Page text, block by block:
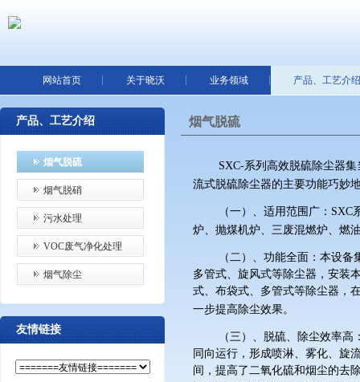
网站首页 关于晓沃 业务领域 产品、工艺介绍
产品、工艺介绍
烟气脱硫
烟气脱硝
污水处理
VOC废气净化处理
烟气除尘
友情链接
烟气脱硫
SXC-系列高效脱硫除尘器
流式脱硫除尘器的主要功能巧妙
（一）、适用范围广： SXC
炉、抛煤机炉、三废混燃炉、燃
（二）、功能全面：本设
多管式、旋风式等除尘器，安装
式、布袋式、多管式等除尘器，
一步提高除尘效果。
（三）、脱硫、除尘效率
同向运行，形成喷淋、雾化、旋
间，提高了二氧化硫和烟尘的去